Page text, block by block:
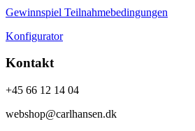
Gewinnspiel Teilnahmebedingungen
Konfigurator
Kontakt
+45 66 12 14 04
webshop@carlhansen.dk